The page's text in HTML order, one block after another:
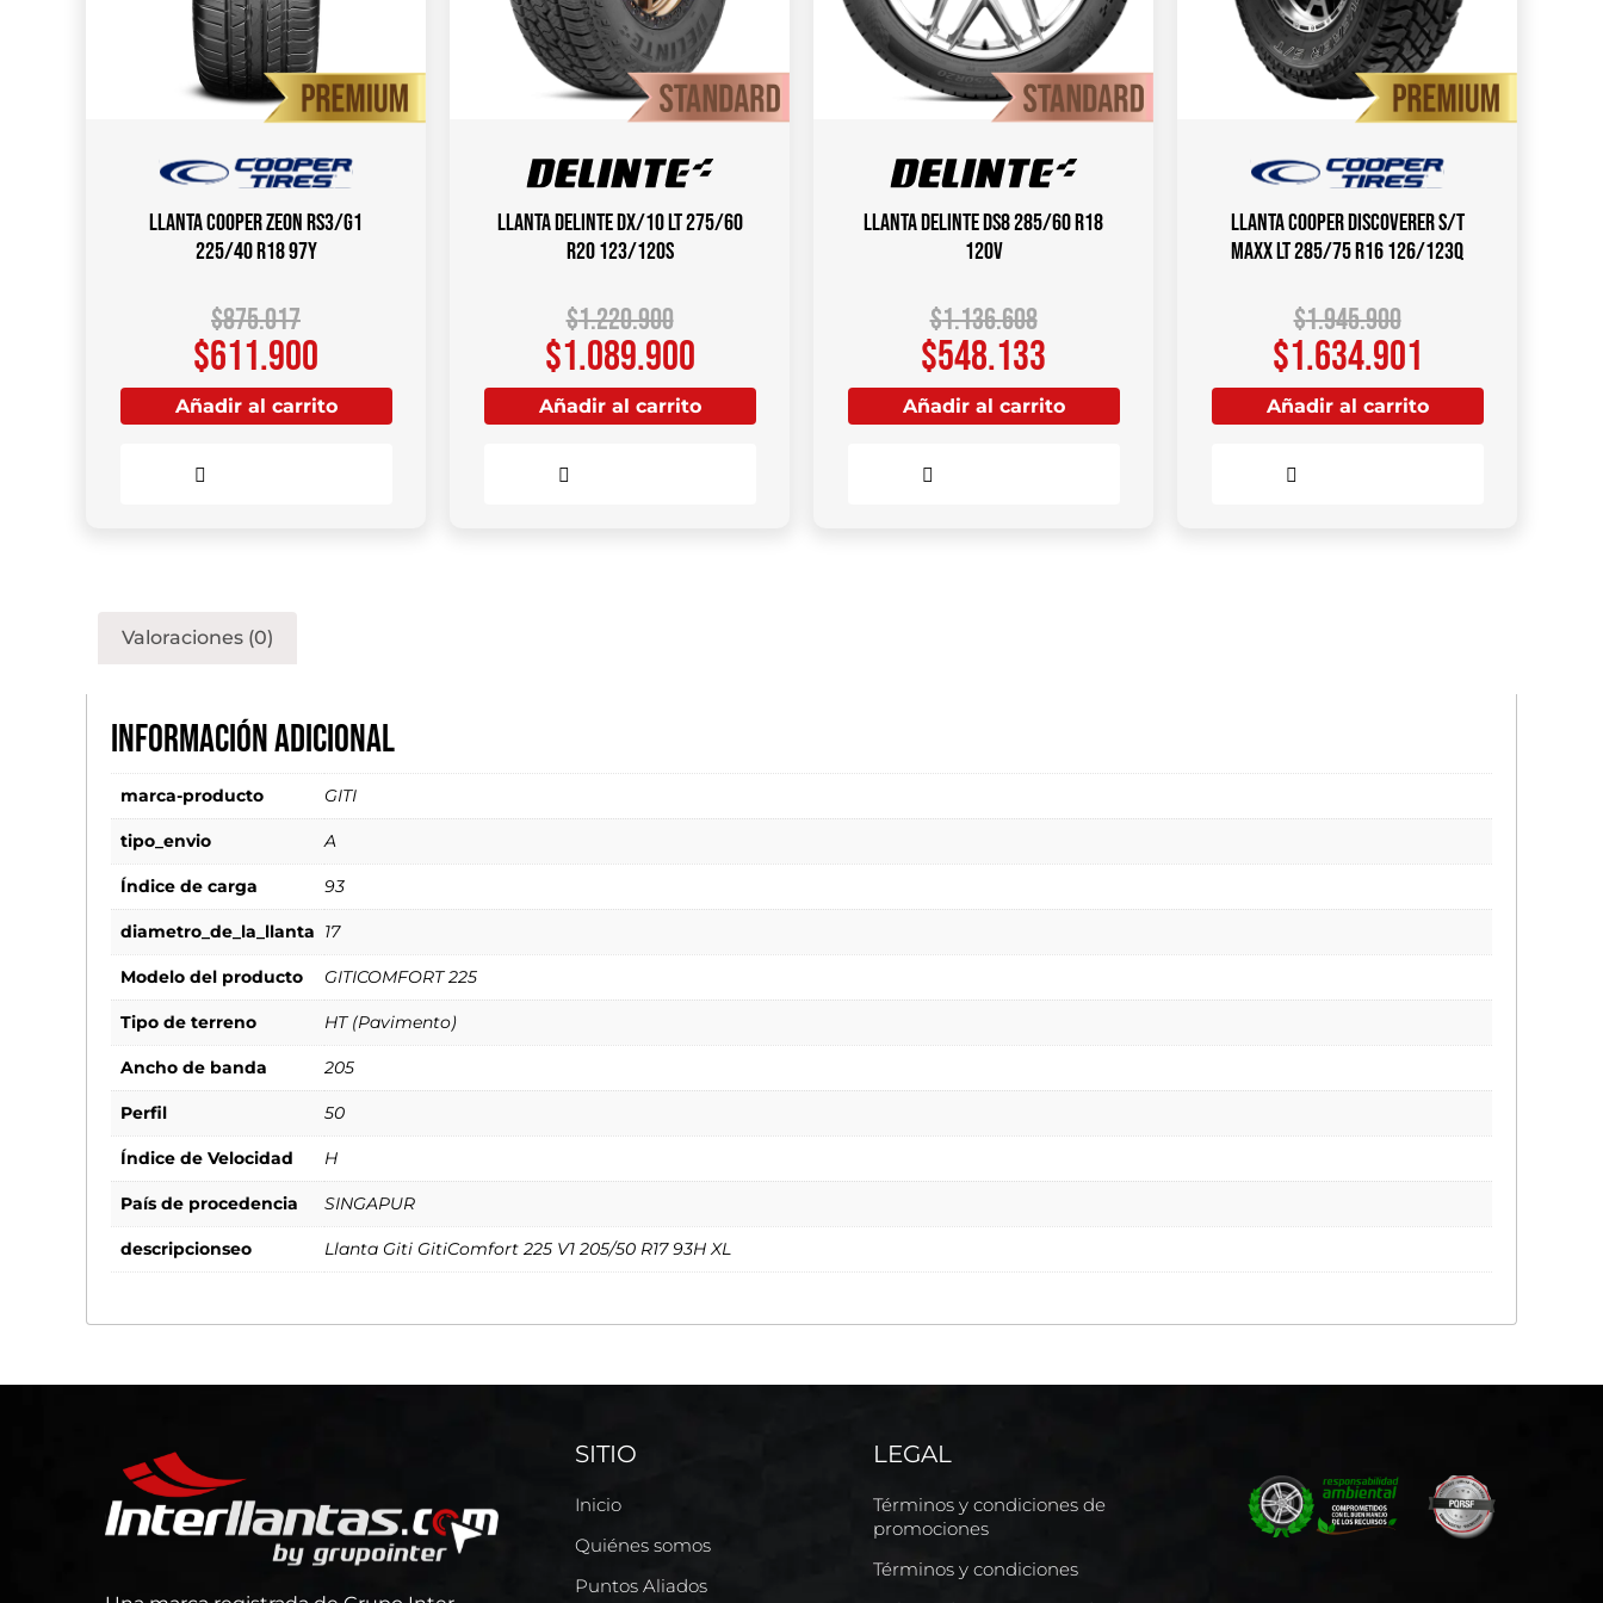
Llanta COOPER ZEON RS3/G1
225/40 R18 97Y
$875.017
$611.900
Añadir al carrito
Llanta DELINTE DX/10 LT 275/60
R20 123/120S
$1.220.900
$1.089.900
Añadir al carrito
Llanta DELINTE DS8 285/60 R18
120V
$1.136.608
$548.133
Añadir al carrito
Llanta COOPER DISCOVERER S/T
MAXX LT 285/75 R16 126/123Q
$1.945.900
$1.634.901
Añadir al carrito
Valoraciones (0)
Información adicional
marca-producto GITI
tipo_envio A
Índice de carga 93
diametro_de_la_llanta 17
Modelo del producto GITICOMFORT 225
Tipo de terreno HT (Pavimento)
Ancho de banda 205
Perfil 50
Índice de Velocidad H
País de procedencia SINGAPUR
descripcionseo Llanta Giti GitiComfort 225 V1 205/50 R17 93H XL
SITIO
Inicio
Quiénes somos
Puntos Aliados
LEGAL
Términos y condiciones de
promociones
Términos y condiciones